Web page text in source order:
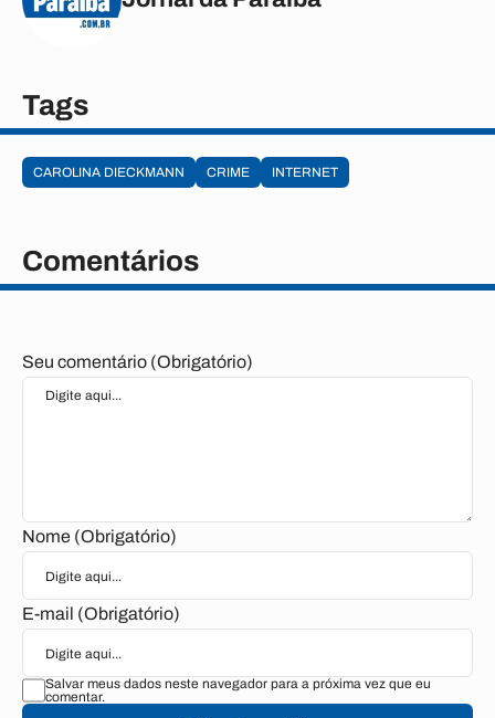
Tags
CAROLINA DIECKMANN CRIME INTERNET
Comentários
Seu comentário (Obrigatório)
Nome (Obrigatório)
E-mail (Obrigatório)
Salvar meus dados neste navegador para a próxima vez que eu
comentar.